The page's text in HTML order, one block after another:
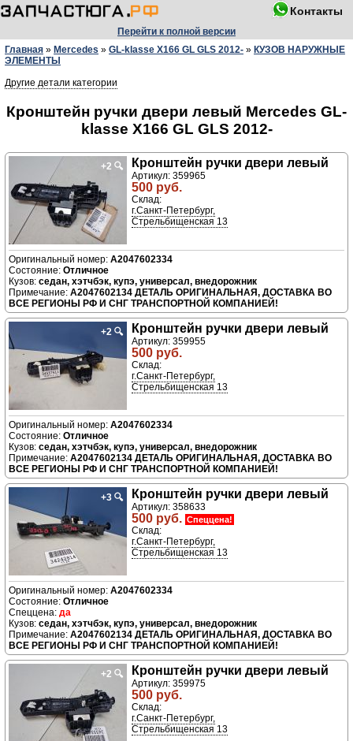
Контакты
Перейти к полной версии
Главная » Mercedes » GL-klasse X166 GL GLS 2012- » КУЗОВ НАРУЖНЫЕ
ЭЛЕМЕНТЫ
Другие детали категории
Кронштейн ручки двери левый Mercedes GL-
klasse X166 GL GLS 2012-
+2 🔍 Кронштейн ручки двери левый
Артикул: 359965
500 руб.
Склад:
г.Санкт-Петербург,
Стрельбищенская 13
A2047602334
Отличное
седан, хэтчбэк, купэ, универсал, внедорожник
A2047602134 ДЕТАЛЬ ОРИГИНАЛЬНАЯ, ДОСТАВКА ВО
ВСЕ РЕГИОНЫ РФ И СНГ ТРАНСПОРТНОЙ КОМПАНИЕЙ!
+2 🔍 Кронштейн ручки двери левый
Артикул: 359955
500 руб.
Склад:
г.Санкт-Петербург,
Стрельбищенская 13
A2047602334
Отличное
седан, хэтчбэк, купэ, универсал, внедорожник
A2047602134 ДЕТАЛЬ ОРИГИНАЛЬНАЯ, ДОСТАВКА ВО
ВСЕ РЕГИОНЫ РФ И СНГ ТРАНСПОРТНОЙ КОМПАНИЕЙ!
+3 🔍 Кронштейн ручки двери левый
Артикул: 358633
500 руб. Спеццена!
Склад:
г.Санкт-Петербург,
Стрельбищенская 13
A2047602334
Отличное
да
седан, хэтчбэк, купэ, универсал, внедорожник
A2047602134 ДЕТАЛЬ ОРИГИНАЛЬНАЯ, ДОСТАВКА ВО
ВСЕ РЕГИОНЫ РФ И СНГ ТРАНСПОРТНОЙ КОМПАНИЕЙ!
+2 🔍 Кронштейн ручки двери левый
Артикул: 359975
500 руб.
Склад:
г.Санкт-Петербург,
Стрельбищенская 13